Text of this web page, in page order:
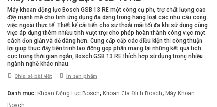
Máy khoan động lực Bosch GSB 13 RE một công cụ phụ trợ chất lượng cao
đầy mạnh mẽ cho tính ứng dụng đa dạng trong hàng loạt các nhu cầu công
việc ngoài thực tế. Thiết kế cải tiến cho sự thoải mái tối đa khi sử dụng cùng
việc áp dụng thêm nhiều tính vượt trội cho phép hoàn thành công việc một
cách đơn giản và dễ dàng hơn. Cung cấp cấp các điều kiện thi công thuận
lợi giúp thúc đẩy tiến trình lao động góp phần mang lại những kết quả tích
cực trong thời gian ngắn, Bosch GSB 13 RE thích hợp sử dụng trong nhiều
ngành nghề khác nhau.
Chia sẻ bài viết In sản phẩm
Danh mục: Khoan Động Lực Bosch, Khoan Gia Đình Bosch, Máy Khoan
Bosch